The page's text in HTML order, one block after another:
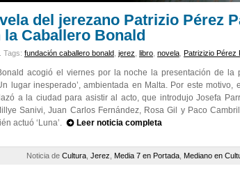
del jerezano Patrizio Pérez
la Caballero Bonald
Tags: fundación caballero bonald jerez libro novela Patrizizio Pérez
acogió el viernes por la noche la presentación de la
lugar inesperado’, ambientada en Malta. Por este motivo,
a la ciudad para asistir al acto, que introdujo Josefa
Sanivi, Juan Carlos Fernández, Rosa Gil y Paco
actuó ‘Luna’.
Leer noticia completa
Noticia de Cultura Jerez Media 7 en Portada Mediano en